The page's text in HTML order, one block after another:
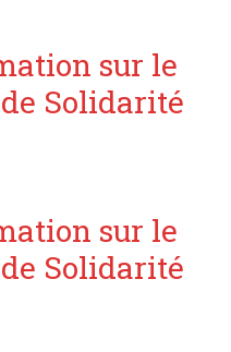
sur le
Solidarité
sur le
Solidarité